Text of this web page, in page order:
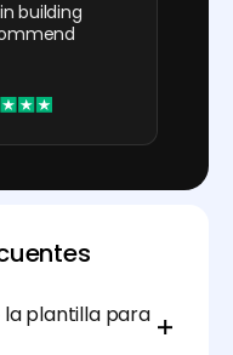
building
plantilla para